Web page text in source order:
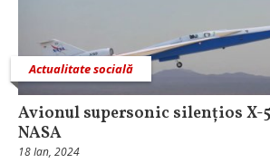
Actualitate socială
Avionul supersonic silențios X-
NASA
18 Ian, 2024